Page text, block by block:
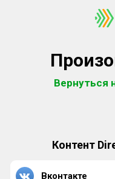
Вернуться
Контент
Вконтакте